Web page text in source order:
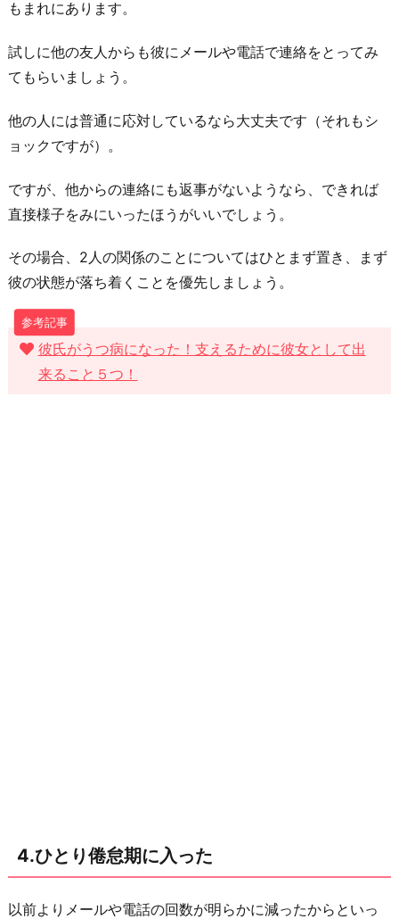
もまれにあります。
試しに他の友人からも彼にメールや電話で連絡をとってみ
てもらいましょう。
他の人には普通に応対しているなら大丈夫です（それもシ
ョックですが）。
ですが、他からの連絡にも返事がないようなら、できれば
直接様子をみにいったほうがいいでしょう。
その場合、2人の関係のことについてはひとまず置き、まず
彼の状態が落ち着くことを優先しましょう。
彼氏がうつ病になった！支えるために彼女として出
来ること５つ！
4.ひとり倦怠期に入った
以前よりメールや電話の回数が明らかに減ったからといっ